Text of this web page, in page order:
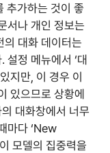
추가하는 것이 좋
서나 개인 정보는
의 대화 데이터는
설정 메뉴에서 ‘대
지만, 이 경우 이
있으므로 상황에
대화창에서 너무
마다 ‘New
모델의 집중력을